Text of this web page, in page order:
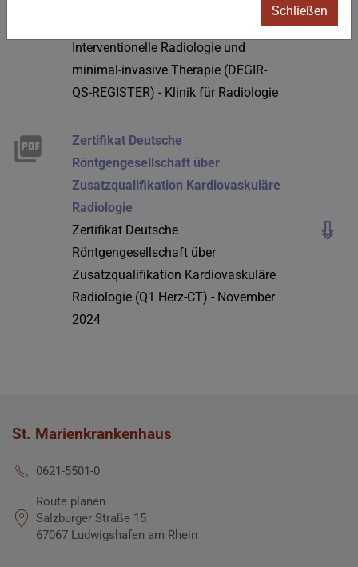
Interventionelle Radiologie und
minimal-invasive Therapie (DEGIR-
QS-REGISTER) - Klinik für Radiologie
Zertifikat Deutsche
Röntgengesellschaft über
Zusatzqualifikation Kardiovaskuläre
Radiologie
Zertifikat Deutsche
Röntgengesellschaft über
Zusatzqualifikation Kardiovaskuläre
Radiologie (Q1 Herz-CT) - November
2024
St. Marienkrankenhaus
0621-5501-0
Route planen
Salzburger Straße 15
67067 Ludwigshafen am Rhein
Schließen